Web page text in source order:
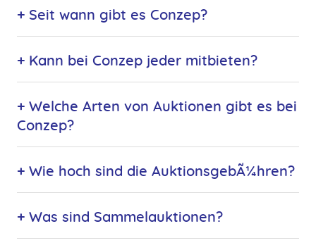
+ Seit wann gibt es Conzep?
+ Kann bei Conzep jeder mitbieten?
+ Welche Arten von Auktionen gibt es bei
Conzep?
+ Wie hoch sind die AuktionsgebÃ¼hren?
+ Was sind Sammelauktionen?